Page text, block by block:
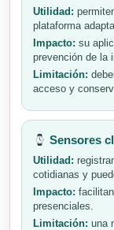
Utilidad:
plataforma
Impacto: su
prevención de la
Limitación:
acceso y
Sensores
Utilidad:
cotidianas y
Impacto:
presenciales.
Limitación: una